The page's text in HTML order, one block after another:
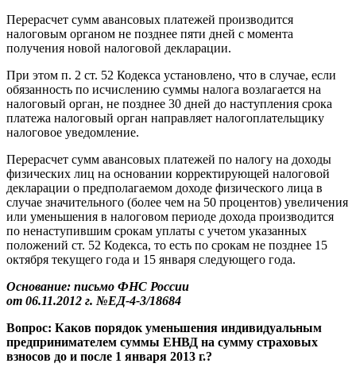
Перерасчет сумм авансовых платежей производится
налоговым органом не позднее пяти дней с момента
получения новой налоговой декларации.
При этом п. 2 ст. 52 Кодекса установлено, что в случае, если
обязанность по исчислению суммы налога возлагается на
налоговый орган, не позднее 30 дней до наступления срока
платежа налоговый орган направляет налогоплательщику
налоговое уведомление.
Перерасчет сумм авансовых платежей по налогу на доходы
физических лиц на основании корректирующей налоговой
декларации о предполагаемом доходе физического лица в
случае значительного (более чем на 50 процентов) увеличения
или уменьшения в налоговом периоде дохода производится
по ненаступившим срокам уплаты с учетом указанных
положений ст. 52 Кодекса, то есть по срокам не позднее 15
октября текущего года и 15 января следующего года.
Основание: письмо ФНС России
от 06.11.2012 г. №ЕД-4-3/18684
Вопрос: Каков порядок уменьшения индивидуальным
предпринимателем суммы ЕНВД на сумму страховых
взносов до и после 1 января 2013 г.?